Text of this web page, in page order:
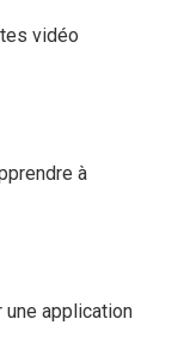
vidéo
à
application